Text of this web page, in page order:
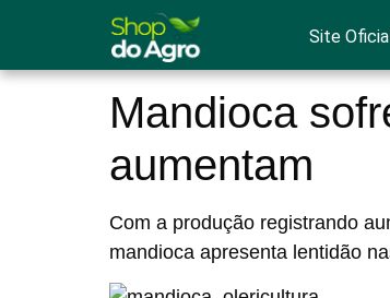
Site
Mandioca
aumentam
Com a produção registrando
mandioca apresenta lentidão